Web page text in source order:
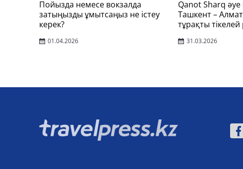
Пойызда немесе вокзалда
затыңызды ұмытсаңыз не істеу
керек?
01.04.2026
Qanot Sharq
Ташкент –
тұрақты тікелей
31.03.2026